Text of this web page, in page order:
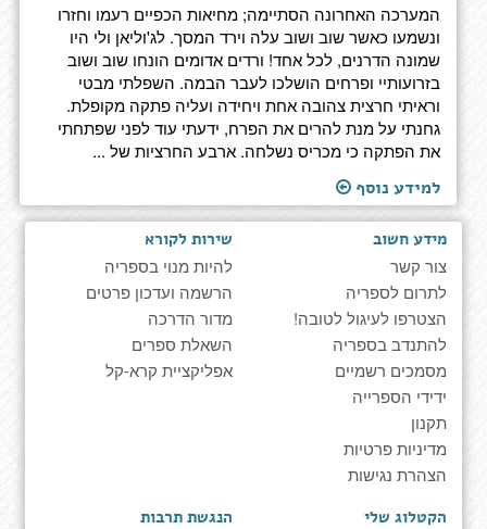
המערכה האחרונה הסתיימה; מחיאות הכפיים רעמו וחזרו
ונשמעו כאשר שוב ושוב עלה וירד המסך. לג'וליאן ולי היו
שמונה הדרנים, לכל אחד! ורדים אדומים הונחו שוב ושוב
בזרועותיי ופרחים הושלכו לעבר הבמה. השפלתי מבטי
וראיתי חרצית צהובה אחת ויחידה ועליה פתקה מקופלת.
גחנתי על מנת להרים את הפרח, ידעתי עוד לפני שפתחתי
את הפתקה כי מכריס נשלחה. ארבע החרציות של ...
למידע נוסף
מידע חשוב
צור קשר
לתרום לספריה
הצטרפו לעיגול לטובה!
להתנדב בספריה
מסמכים רשמיים
ידידי הספרייה
תקנון
מדיניות פרטיות
הצהרת נגישות
שירות לקורא
להיות מנוי בספריה
הרשמה ועדכון פרטים
מדור הדרכה
השאלת ספרים
אפליקציית קרא-קל
הקטלוג שלי הנגשת תרבות